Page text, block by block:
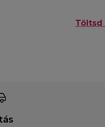
Töltsd